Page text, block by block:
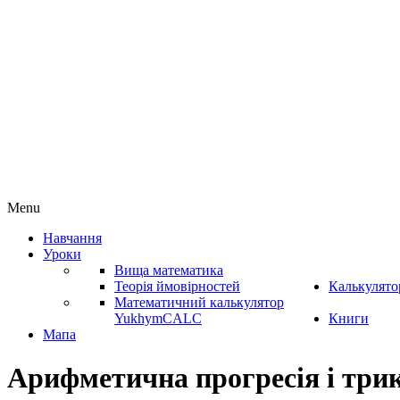
Menu
Навчання
Уроки
Вища математика
Теорія ймовірностей
Математичний калькулятор
YukhymCALC
Книги
Мапа
Арифметична прогресія і